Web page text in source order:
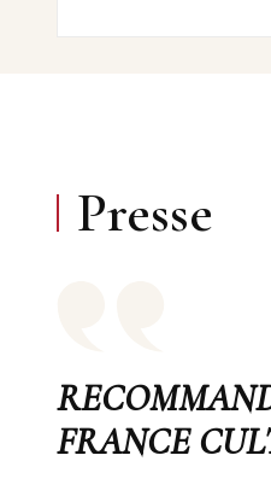
Presse
FRANCE